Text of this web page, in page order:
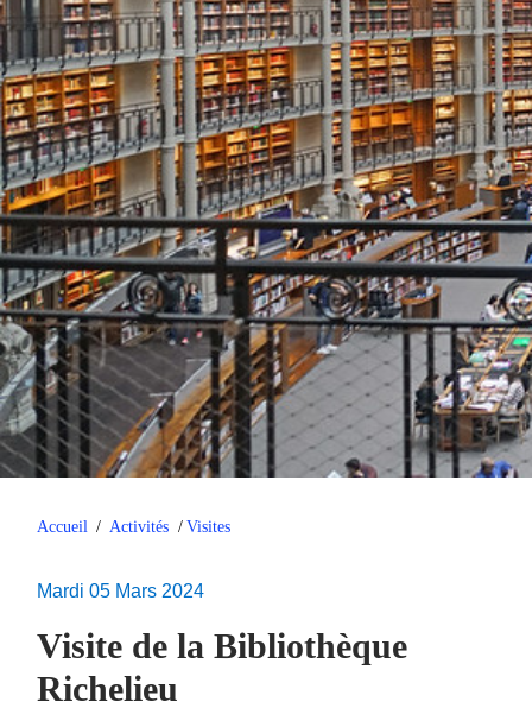
Accueil / Activités / Visites
Mardi 05 Mars 2024
Visite de la Bibliothèque
Richelieu